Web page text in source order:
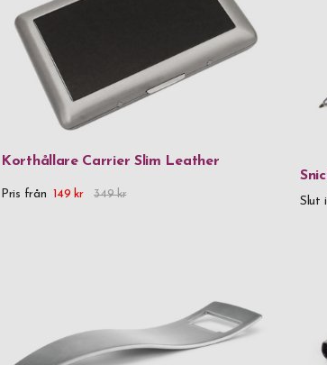
Korthållare Carrier Slim Leather
Pris från 149 kr 349 kr
Slut